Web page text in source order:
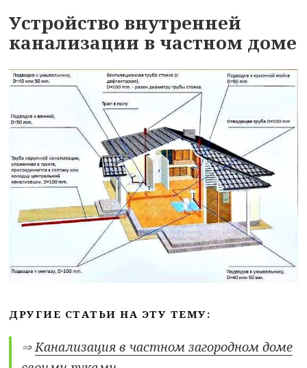
Устройство внутренней
канализации в частном доме
ДРУГИЕ СТАТЬИ НА ЭТУ ТЕМУ:
⇒Канализация в частном загородном доме